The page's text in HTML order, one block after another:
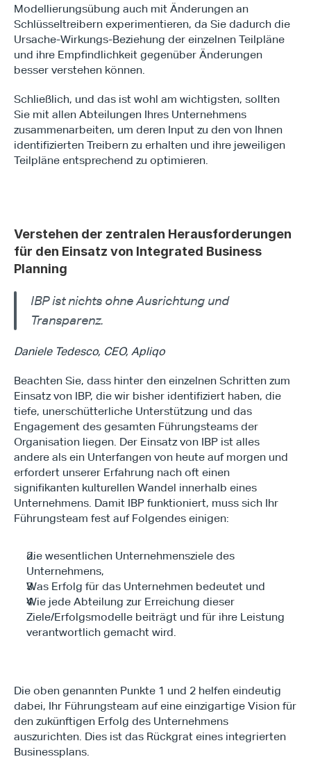
Modellierungsübung auch mit Änderungen an
Schlüsseltreibern experimentieren, da Sie dadurch die
Ursache-Wirkungs-Beziehung der einzelnen Teilpläne
und ihre Empfindlichkeit gegenüber Änderungen
besser verstehen können.
Schließlich, und das ist wohl am wichtigsten, sollten
Sie mit allen Abteilungen Ihres Unternehmens
zusammenarbeiten, um deren Input zu den von Ihnen
identifizierten Treibern zu erhalten und ihre jeweiligen
Teilpläne entsprechend zu optimieren.
Verstehen der zentralen Herausforderungen
für den Einsatz von Integrated Business
Planning
IBP ist nichts ohne Ausrichtung und
Transparenz.
Daniele Tedesco, CEO, Apliqo
Beachten Sie, dass hinter den einzelnen Schritten zum
Einsatz von IBP, die wir bisher identifiziert haben, die
tiefe, unerschütterliche Unterstützung und das
Engagement des gesamten Führungsteams der
Organisation liegen. Der Einsatz von IBP ist alles
andere als ein Unterfangen von heute auf morgen und
erfordert unserer Erfahrung nach oft einen
signifikanten kulturellen Wandel innerhalb eines
Unternehmens. Damit IBP funktioniert, muss sich Ihr
Führungsteam fest auf Folgendes einigen:
die wesentlichen Unternehmensziele des
Unternehmens,
Was Erfolg für das Unternehmen bedeutet und
Wie jede Abteilung zur Erreichung dieser
Ziele/Erfolgsmodelle beiträgt und für ihre Leistung
verantwortlich gemacht wird.
Die oben genannten Punkte 1 und 2 helfen eindeutig
dabei, Ihr Führungsteam auf eine einzigartige Vision für
den zukünftigen Erfolg des Unternehmens
auszurichten. Dies ist das Rückgrat eines integrierten
Businessplans.